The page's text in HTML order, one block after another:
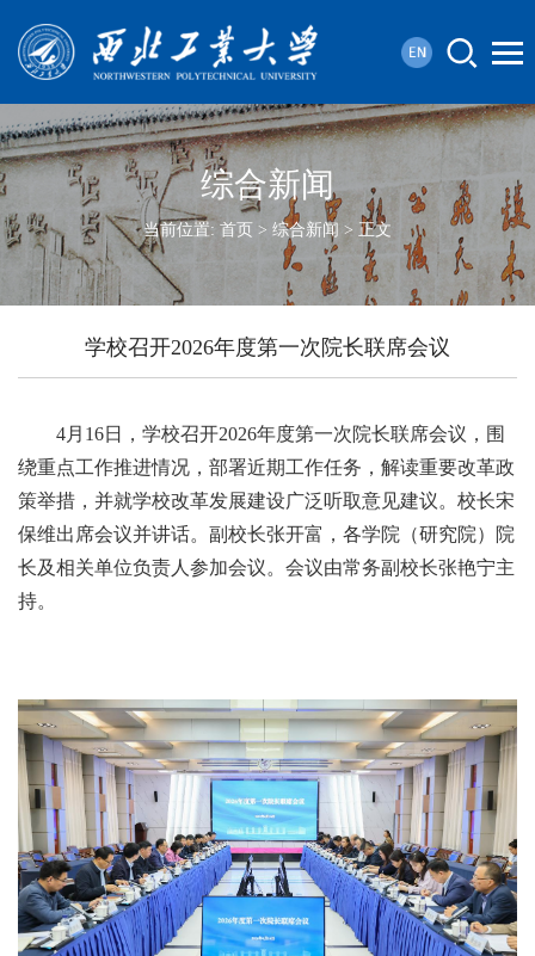
综合新闻
当前位置: 首页 > 综合新闻 > 正文
学校召开2026年度第一次院长联席会议
4月16日，学校召开2026年度第一次院长联席会议，围
绕重点工作推进情况，部署近期工作任务，解读重要改革政
策举措，并就学校改革发展建设广泛听取意见建议。校长宋
保维出席会议并讲话。副校长张开富，各学院（研究院）院
长及相关单位负责人参加会议。会议由常务副校长张艳宁主
持。